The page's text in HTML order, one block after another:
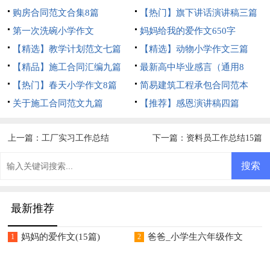
购房合同范文合集8篇
【热门】旗下讲话演讲稿三篇
第一次洗碗小学作文
妈妈给我的爱作文650字
【精选】教学计划范文七篇
【精选】动物小学作文三篇
【精品】施工合同汇编九篇
最新高中毕业感言（通用8
篇）
【热门】春天小学作文8篇
简易建筑工程承包合同范本
关于施工合同范文九篇
【推荐】感恩演讲稿四篇
上一篇： 工厂实习工作总结 下一篇： 资料员工作总结15篇
最新推荐
1 妈妈的爱作文(15篇) 2 爸爸_小学生六年级作文